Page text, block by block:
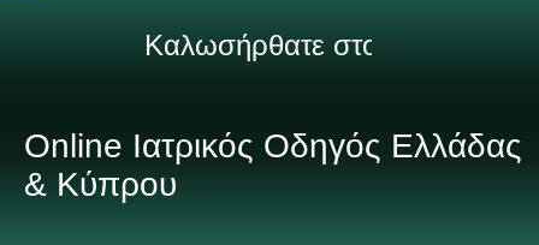
Online Ιατρικός Οδηγός Ελλάδας
& Κύπρου
Καλωσήρθατε στον πληρέστερο